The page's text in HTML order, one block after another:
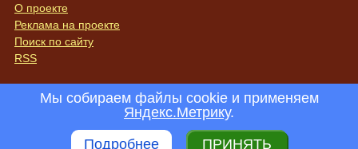
О проекте
Реклама на проекте
Поиск по сайту
RSS
Мы собираем файлы cookie и применяем
Яндекс.Метрику.
Подробнее
ПРИНЯТЬ